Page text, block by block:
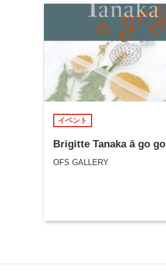
イベント
Brigitte Tanaka ā go go
OFS GALLERY